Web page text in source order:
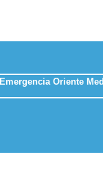
Emergencia Oriente